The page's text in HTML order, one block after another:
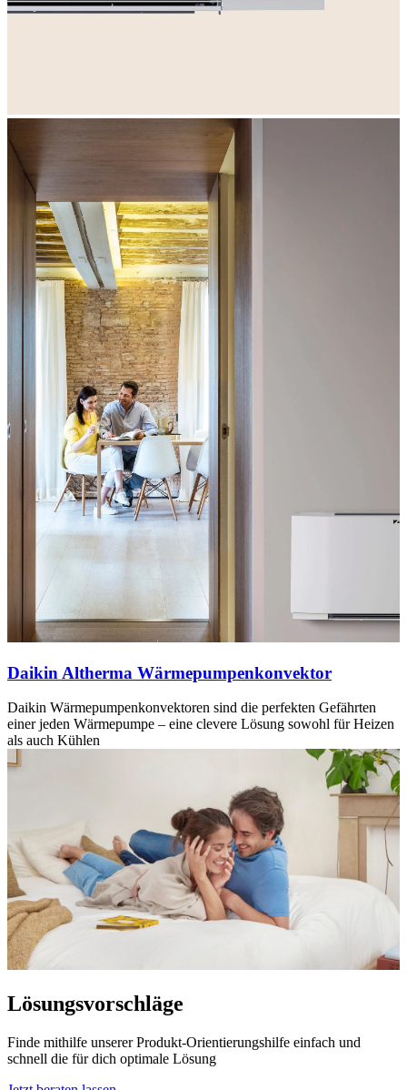
Daikin Altherma Wärmepumpenkonvektor
Daikin Wärmepumpenkonvektoren sind die perfekten Gefährten
einer jeden Wärmepumpe – eine clevere Lösung sowohl für Heizen
als auch Kühlen
Lösungsvorschläge
Finde mithilfe unserer Produkt-Orientierungshilfe einfach und
schnell die für dich optimale Lösung